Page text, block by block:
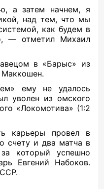
а затем начнем, я
над тем, что мы
как будем в
— отметил Михаил
в «Барыс» из
Маккошен.
ему не удалось
уволен из омского
«Локомотива» (1:2
карьеры провел в
счету и два матча в
который успешно
Евгений Набоков.